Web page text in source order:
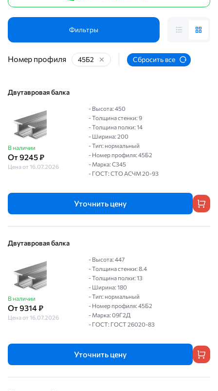
Фильтры
Номер профиля 45Б2 Сбросить все
Двутавровая балка
В наличии
От 9245 ₽
Цена от 16.07.2026
- Высота: 450
- Толщина стенки: 9
- Толщина полки: 14
- Ширина: 200
- Тип: нормальный
- Номер профиля: 45Б2
- Марка: С345
- ГОСТ: СТО АСЧМ 20-93
Уточнить цену
Двутавровая балка
В наличии
От 9314 ₽
Цена от 16.07.2026
- Высота: 447
- Толщина стенки: 8.4
- Толщина полки: 13
- Ширина: 180
- Тип: нормальный
- Номер профиля: 45Б2
- Марка: 09Г2Д
- ГОСТ: ГОСТ 26020-83
Уточнить цену